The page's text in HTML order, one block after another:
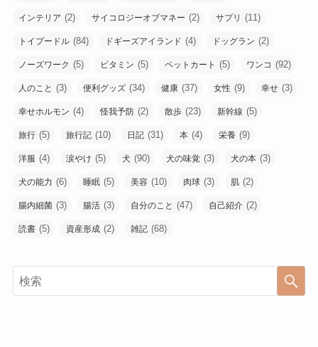
インテリア (2) サイコロジーオブマネー (2) サプリ (11)
トイプードル (84) ドギーズアイランド (4) ドッグラン (2)
ノーズワーク (5) ビタミン (5) ペットカート (5) ワンコ (92)
人のこと (3) 便利グッズ (34) 健康 (37) 女性 (9) 幸せ (3)
幸せホルモン (4) 怪我予防 (2) 散歩 (23) 新幹線 (5)
旅行 (5) 旅行記 (10) 日記 (31) 本 (4) 栄養 (9)
洋服 (4) 涙やけ (5) 犬 (90) 犬の味覚 (3) 犬の本 (3)
犬の能力 (6) 睡眠 (5) 美容 (10) 肉球 (3) 肌 (2)
腸内細菌 (3) 腸活 (3) 自分のこと (47) 自己紹介 (2)
読書 (5) 資産形成 (2) 雑記 (68)